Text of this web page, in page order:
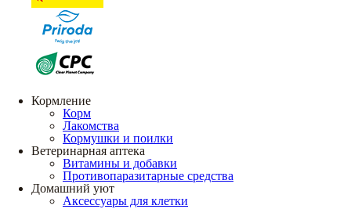
Кормление
Корм
Лакомства
Кормушки и поилки
Ветеринарная аптека
Витамины и добавки
Противопаразитарные средства
Домашний уют
Аксессуары для клетки